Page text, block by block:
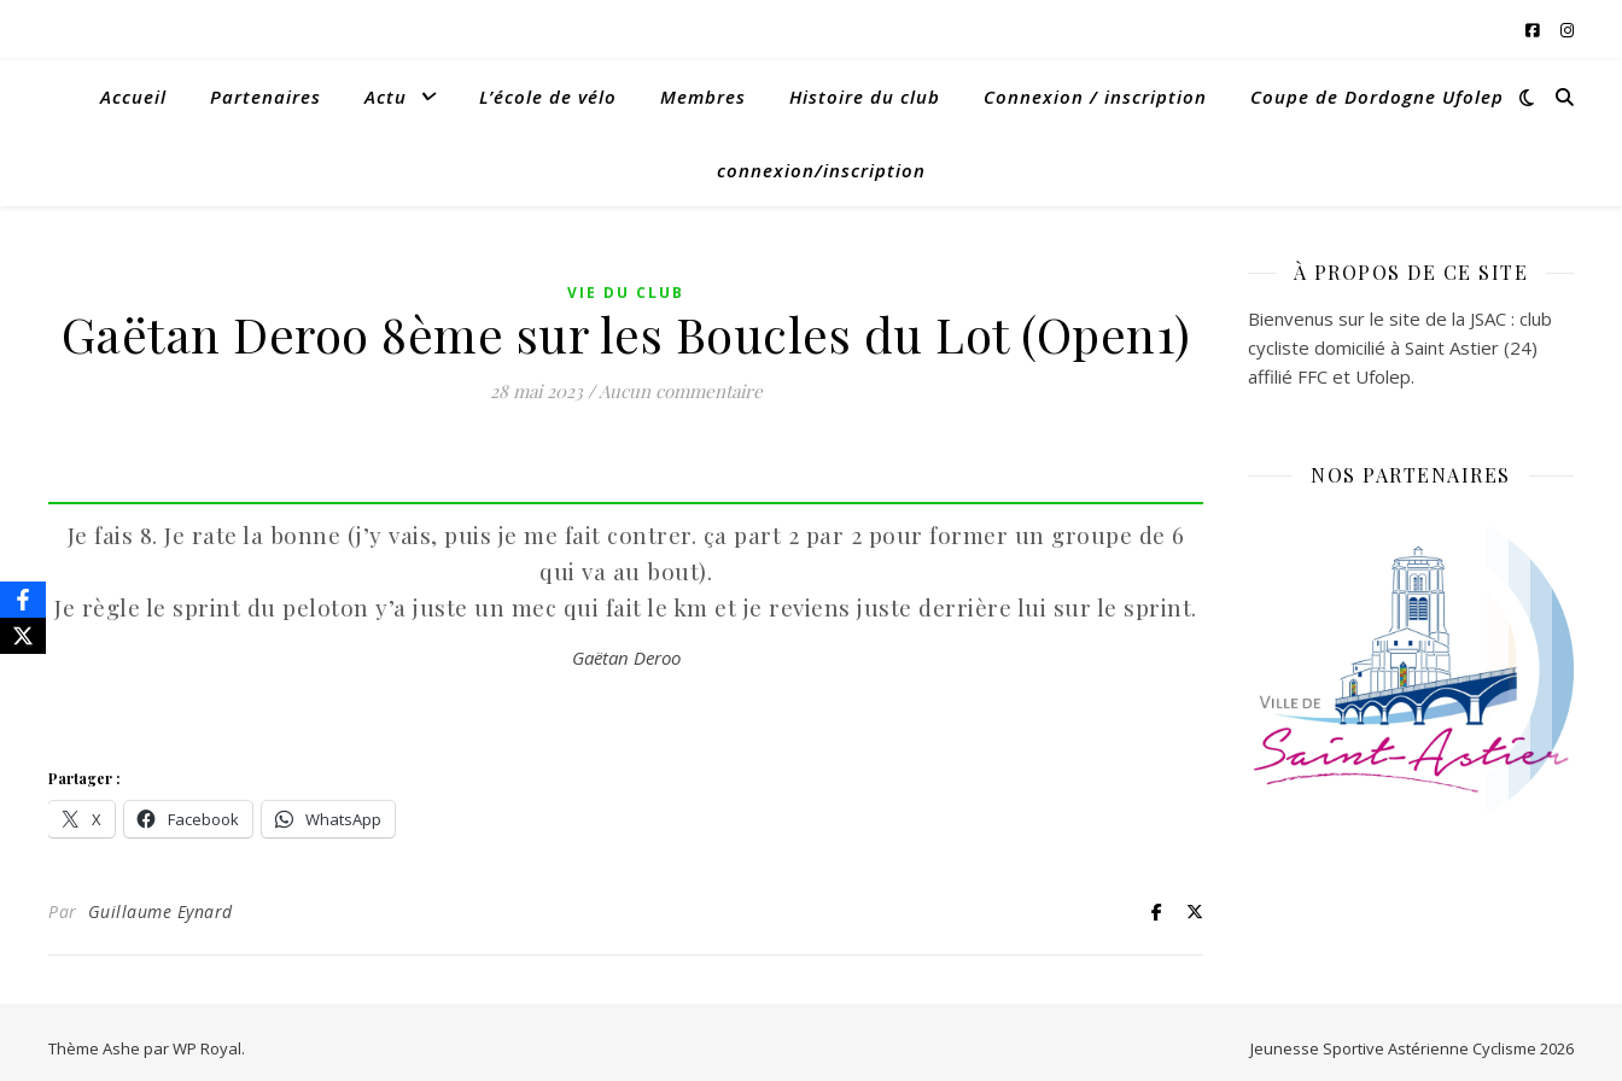
Accueil Partenaires Actu L’école de vélo Membres Histoire du club Connexion / inscription Coupe de Dordogne Ufolep
connexion/inscription
VIE DU CLUB
Gaëtan Deroo 8ème sur les Boucles du Lot (Open1)
28 mai 2023 /Aucun commentaire
Je fais 8. Je rate la bonne (j’y vais, puis je me fait contrer. ça part 2 par 2 pour former un groupe de 6
qui va au bout).
Je règle le sprint du peloton y’a juste un mec qui fait le km et je reviens juste derrière lui sur le sprint.
Gaëtan Deroo
Partager :
X Facebook WhatsApp
Par Guillaume Eynard
À PROPOS DE CE SITE
Bienvenus sur le site de la JSAC : club
cycliste domicilié à Saint Astier (24)
affilié FFC et Ufolep.
NOS PARTENAIRES
Jeunesse Sportive Astérienne Cyclisme 2026
Thème Ashe parWP Royal.